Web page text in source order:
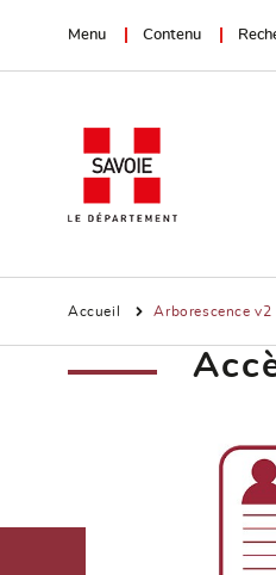
Menu Contenu
Accueil Arborescence v2